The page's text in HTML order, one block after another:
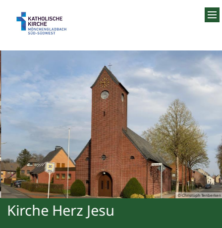
© Christoph Tenberken
Kirche Herz Jesu